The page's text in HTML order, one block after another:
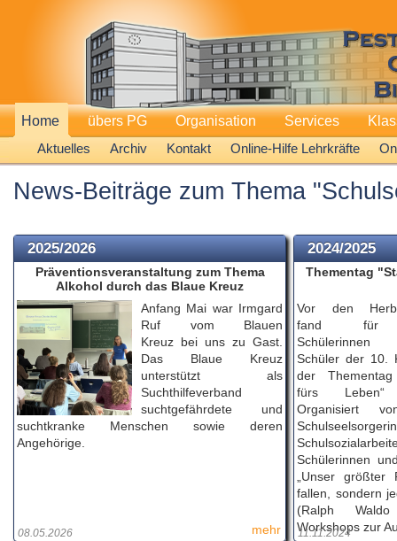
Home
Aktuelles
Archiv Kontakt Online-Hilfe Lehrkräfte
übers PG Organisation Services
News-Beiträge zum Thema
2025/2026
Präventionsveranstaltung zum Thema
Alkohol durch das Blaue Kreuz
Anfang Mai war Irmgard
Ruf vom Blauen
Kreuz bei uns zu Gast.
Das Blaue Kreuz
unterstützt als
Suchthilfeverband
suchtgefährdete und
suchtkranke Menschen sowie deren
Angehörige.
mehr
08.05.2026
2024/2025
Thementag
Vor den
fand für
Schüler der 10.
der Thementag
fürs Leben“
Organisiert
Schülerinnen
„Unser
fallen, sondern
(Ralph Waldo
Workshops zur
11.11.2024